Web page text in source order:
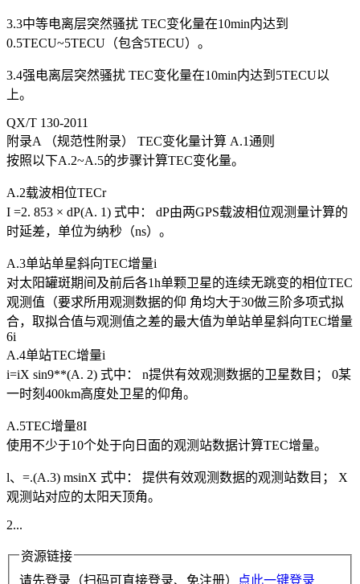
3.3中等电离层突然骚扰 TEC变化量在10min内达到
0.5TECU~5TECU（包含5TECU）。
3.4强电离层突然骚扰 TEC变化量在10min内达到5TECU以
上。
QX/T 130-2011
附录A （规范性附录） TEC变化量计算 A.1通则
按照以下A.2~A.5的步骤计算TEC变化量。
A.2载波相位TECr
I =2. 853 × dP(A. 1) 式中： dP由两GPS载波相位观测量计算的
时延差，单位为纳秒（ns）。
A.3单站单星斜向TEC增量i
对太阳罐斑期间及前后各1h单颗卫星的连续无跳变的相位TEC
观测值（要求所用观测数据的仰 角均大于30做三阶多项式拟
合，取拟合值与观测值之差的最大值为单站单星斜向TEC增量
6i
A.4单站TEC增量i
i=iX sin9**(A. 2) 式中： n提供有效观测数据的卫星数目； 0某
一时刻400km高度处卫星的仰角。
A.5TEC增量8I
使用不少于10个处于向日面的观测站数据计算TEC增量。
l、=.(A.3) msinX 式中： 提供有效观测数据的观测站数目； X
观测站对应的太阳天顶角。
2...
资源链接
请先登录（扫码可直接登录、免注册）
点此一键登录